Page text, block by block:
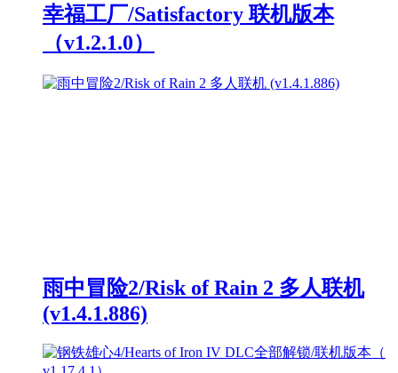
幸福工厂/Satisfactory 联机版本
（v1.2.1.0）
雨中冒险2/Risk of Rain 2 多人联机
(v1.4.1.886)